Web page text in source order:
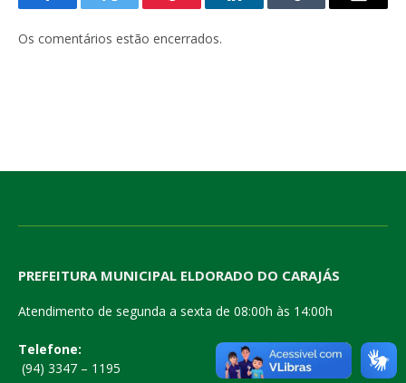
FacebookTwitter Pinterest LinkedInTumblr
E-
Os comentários estão encerrados.
PREFEITURA MUNICIPAL ELDORADO DO CARAJÁS
Atendimento de segunda a sexta de 08:00h às 14:00h
Telefone:
(94) 3347 – 1195